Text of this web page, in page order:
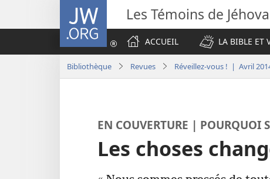
JW.ORG Les Témoins de
ACCUEIL
LA BIBLE ET
Bibliothèque Revues Réveillez-vous ! | Avril
EN COUVERTURE | POURQUOI
Les choses